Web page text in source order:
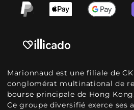
Marionnaud est une filiale de
conglomérat multinational de
bourse principale de Hong
Ce groupe diversifié exerce ses